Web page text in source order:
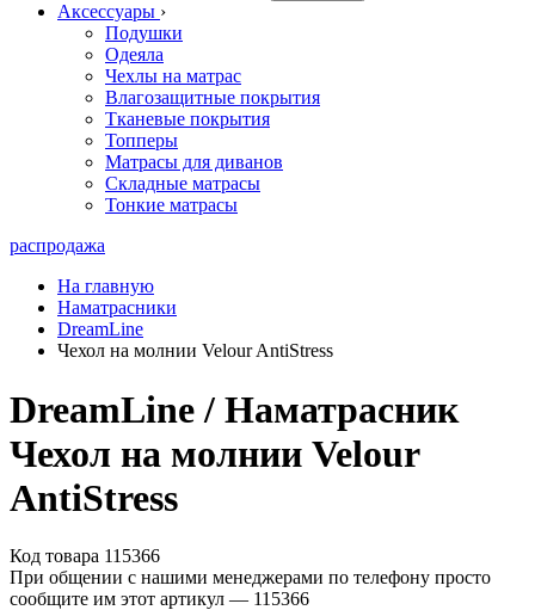
Аксессуары ›
Подушки
Одеяла
Чехлы на матрас
Влагозащитные покрытия
Тканевые покрытия
Топперы
Матрасы для диванов
Складные матрасы
Тонкие матрасы
распродажа
На главную
Наматрасники
DreamLine
Чехол на молнии Velour AntiStress
DreamLine / Наматрасник
Чехол на молнии Velour
AntiStress
Код товара 115366
При общении с нашими менеджерами по телефону просто
сообщите им этот артикул — 115366